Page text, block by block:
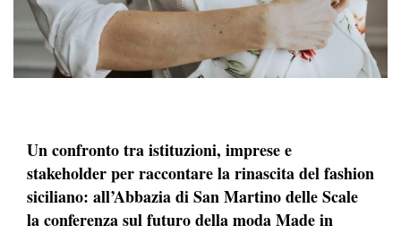
Un confronto tra istituzioni, imprese e
stakeholder per raccontare la rinascita del fashion
siciliano: all’Abbazia di San Martino delle Scale
la conferenza sul futuro della moda Made in